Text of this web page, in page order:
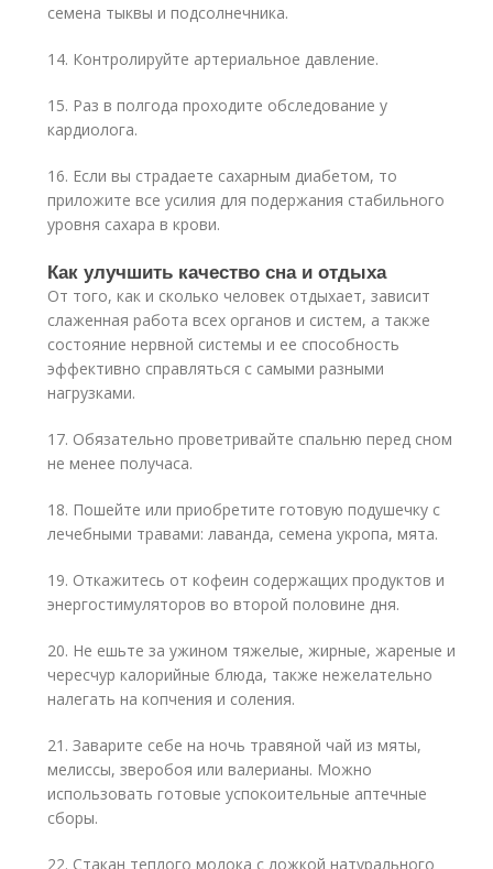
семена тыквы и подсолнечника.
14. Контролируйте артериальное давление.
15. Раз в полгода проходите обследование у
кардиолога.
16. Если вы страдаете сахарным диабетом, то
приложите все усилия для подержания стабильного
уровня сахара в крови.
Как улучшить качество сна и отдыха
От того, как и сколько человек отдыхает, зависит
слаженная работа всех органов и систем, а также
состояние нервной системы и ее способность
эффективно справляться с самыми разными
нагрузками.
17. Обязательно проветривайте спальню перед сном
не менее получаса.
18. Пошейте или приобретите готовую подушечку с
лечебными травами: лаванда, семена укропа, мята.
19. Откажитесь от кофеин содержащих продуктов и
энергостимуляторов во второй половине дня.
20. Не ешьте за ужином тяжелые, жирные, жареные и
чересчур калорийные блюда, также нежелательно
налегать на копчения и соления.
21. Заварите себе на ночь травяной чай из мяты,
мелиссы, зверобоя или валерианы. Можно
использовать готовые успокоительные аптечные
сборы.
22. Стакан теплого молока с ложкой натурального